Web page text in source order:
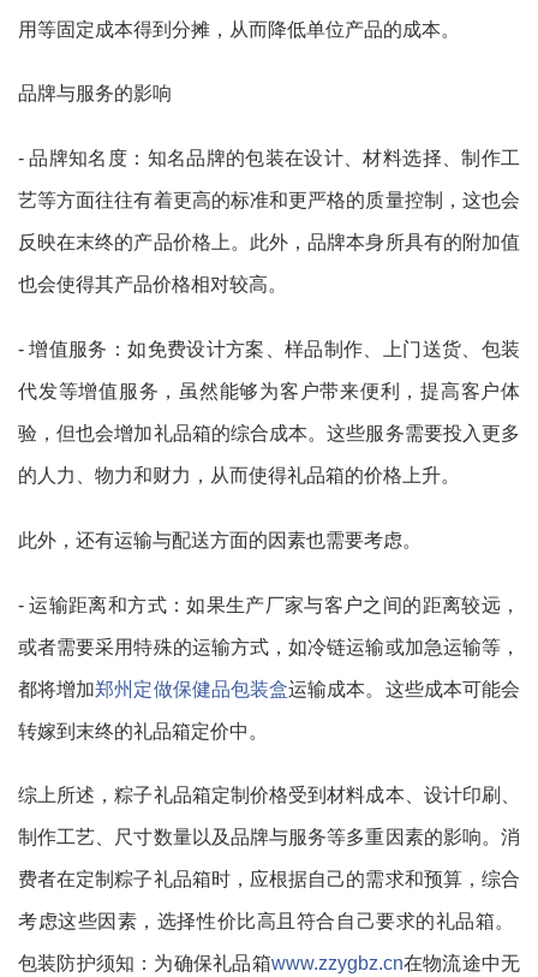
用等固定成本得到分摊，从而降低单位产品的成本。
品牌与服务的影响
- 品牌知名度：知名品牌的包装在设计、材料选择、制作工
艺等方面往往有着更高的标准和更严格的质量控制，这也会
反映在末终的产品价格上。此外，品牌本身所具有的附加值
也会使得其产品价格相对较高。
- 增值服务：如免费设计方案、样品制作、上门送货、包装
代发等增值服务，虽然能够为客户带来便利，提高客户体
验，但也会增加礼品箱的综合成本。这些服务需要投入更多
的人力、物力和财力，从而使得礼品箱的价格上升。
此外，还有运输与配送方面的因素也需要考虑。
- 运输距离和方式：如果生产厂家与客户之间的距离较远，
或者需要采用特殊的运输方式，如冷链运输或加急运输等，
都将增加郑州定做保健品包装盒运输成本。这些成本可能会
转嫁到末终的礼品箱定价中。
综上所述，粽子礼品箱定制价格受到材料成本、设计印刷、
制作工艺、尺寸数量以及品牌与服务等多重因素的影响。消
费者在定制粽子礼品箱时，应根据自己的需求和预算，综合
考虑这些因素，选择性价比高且符合自己要求的礼品箱。
包装防护须知：为确保礼品箱www.zzygbz.cn在物流途中无